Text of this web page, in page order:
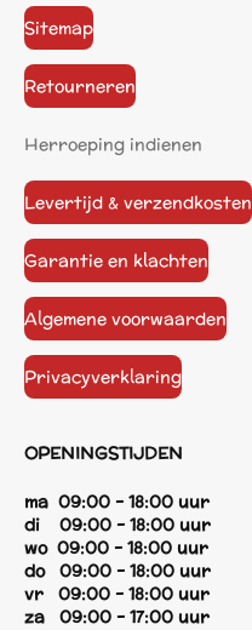
Sitemap
Retourneren
Herroeping indienen
Levertijd & verzendkosten
Garantie en klachten
Algemene voorwaarden
Privacyverklaring
OPENINGSTIJDEN
ma 09:00 - 18:00 uur
di 09:00 - 18:00 uur
wo 09:00 - 18:00 uur
do 09:00 - 18:00 uur
vr 09:00 - 18:00 uur
za 09:00 - 17:00 uur